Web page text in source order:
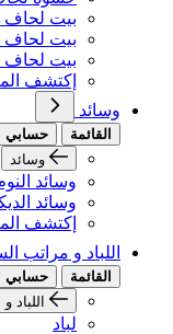
بيت
بيت لحاف
بيت لحاف
إكتشف
وسائد
القائمة
حسابي
وسائد
وسائد
وسائد
إكتشف
اللباد و مراتب
القائمة
حسابي
لباد